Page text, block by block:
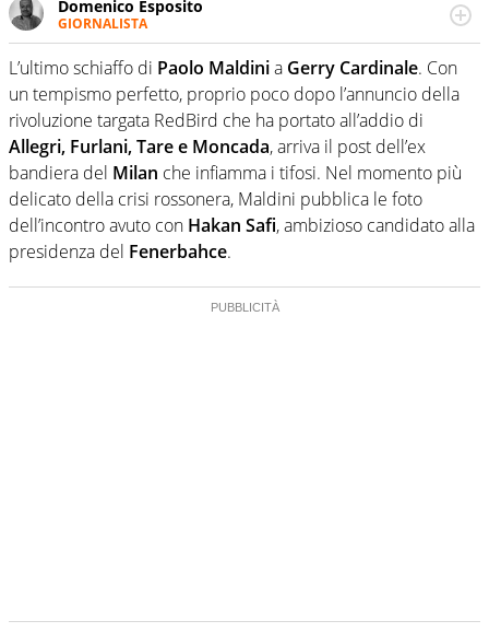
Domenico Esposito
GIORNALISTA
Da vent’anni in campo e sul campo per vivere ogni evento
in tutte le sue sfaccettature. Passione smisurata per il
calcio e per la sfera di cuoio. Il pallone è una cosa
serissima, guai a dirgli di no
L’ultimo schiaffo di Paolo Maldinia Gerry Cardinale. Con
un tempismo perfetto, proprio poco dopo l’annuncio della
rivoluzione targata RedBird che ha portato all’addio di
Allegri, Furlani, Tare e Moncada, arriva il post dell’ex
bandiera del Milan che infiamma i tifosi. Nel momento più
delicato della crisi rossonera, Maldini pubblica le foto
dell’incontro avuto con Hakan Safi, ambizioso candidato alla
presidenza del Fenerbahce.